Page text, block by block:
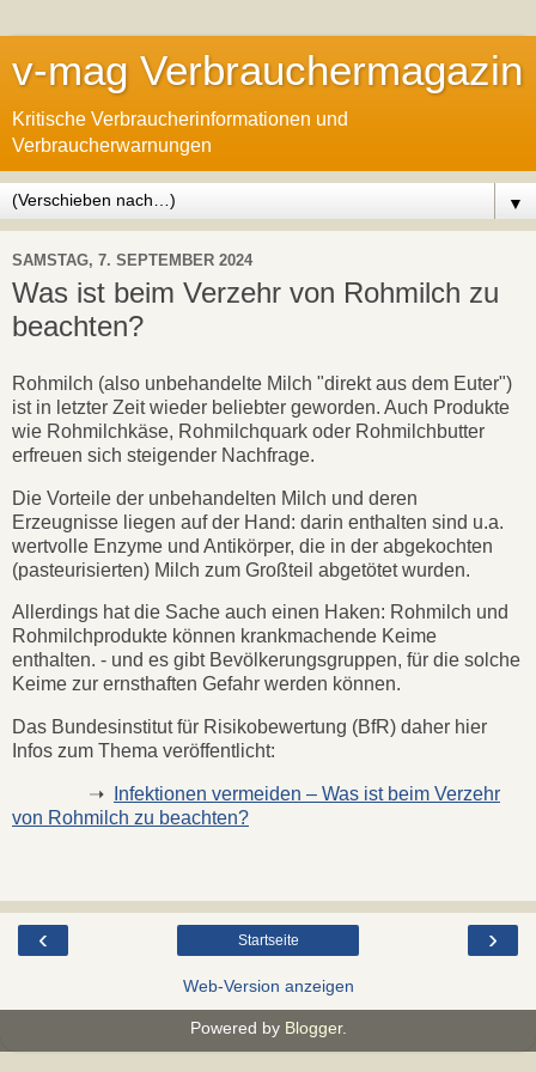
v-mag Verbrauchermagazin
Kritische Verbraucherinformationen und
Verbraucherwarnungen
▼
SAMSTAG, 7. SEPTEMBER 2024
Was ist beim Verzehr von Rohmilch zu
beachten?
Rohmilch (also unbehandelte Milch "direkt aus dem Euter")
ist in letzter Zeit wieder beliebter geworden. Auch Produkte
wie Rohmilchkäse, Rohmilchquark oder Rohmilchbutter
erfreuen sich steigender Nachfrage.
Die Vorteile der unbehandelten Milch und deren
Erzeugnisse liegen auf der Hand: darin enthalten sind u.a.
wertvolle Enzyme und Antikörper, die in der abgekochten
(pasteurisierten) Milch zum Großteil abgetötet wurden.
Allerdings hat die Sache auch einen Haken: Rohmilch und
Rohmilchprodukte können krankmachende Keime
enthalten. - und es gibt Bevölkerungsgruppen, für die solche
Keime zur ernsthaften Gefahr werden können.
Das Bundesinstitut für Risikobewertung (BfR) daher hier
Infos zum Thema veröffentlicht:
➝
Infektionen vermeiden – Was ist beim Verzehr
von Rohmilch zu beachten?
‹ ›
Startseite
Web-Version anzeigen
Powered by Blogger.